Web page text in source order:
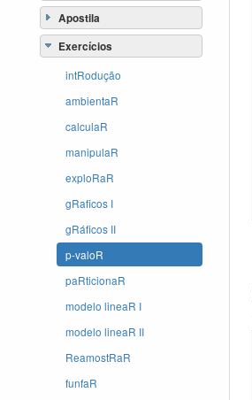
Apostila
Exercícios
intRodução
ambientaR
calculaR
manipulaR
exploRaR
gRaficos I
gRáficos II
p-valoR
paRticionaR
modelo lineaR I
modelo lineaR II
ReamostRaR
funfaR